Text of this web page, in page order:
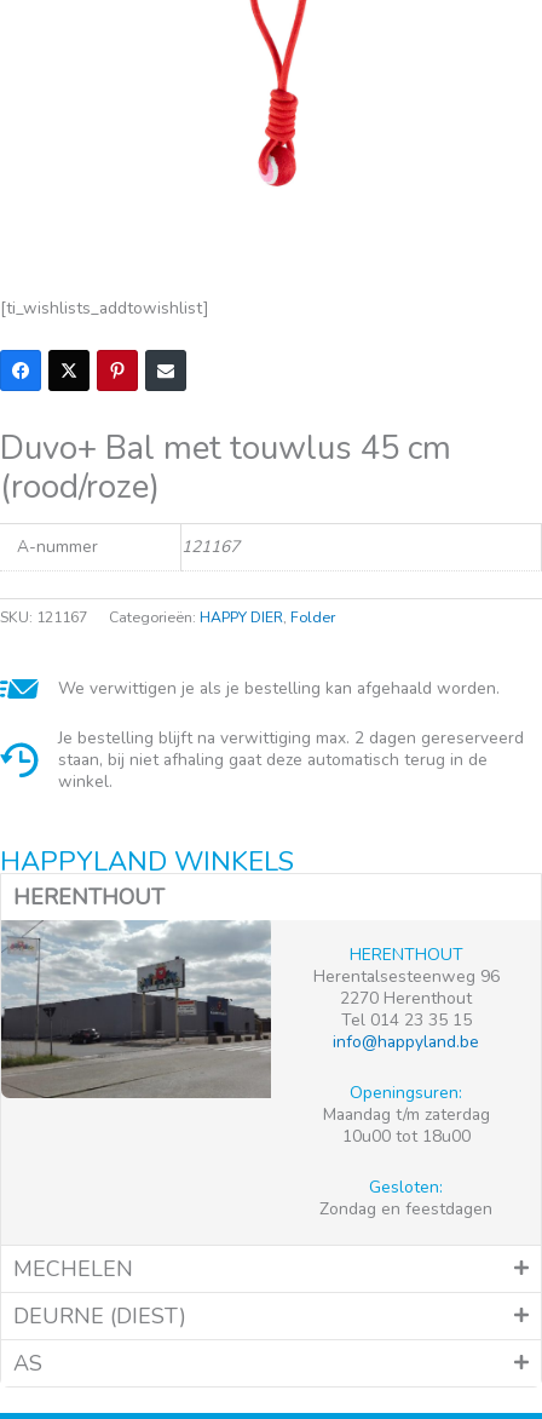
[ti_wishlists_addtowishlist]
Duvo+ Bal met touwlus 45 cm
(rood/roze)
A-nummer 121167
SKU: 121167 Categorieën: HAPPY DIER, Folder
We verwittigen je als je bestelling kan afgehaald worden.
Je bestelling blijft na verwittiging max. 2 dagen gereserveerd
staan, bij niet afhaling gaat deze automatisch terug in de
winkel.
HAPPYLAND WINKELS
HERENTHOUT
HERENTHOUT
Herentalsesteenweg 96
2270 Herenthout
Tel 014 23 35 15
info@happyland.be
Openingsuren:
Maandag t/m zaterdag
10u00 tot 18u00
Gesloten:
Zondag en feestdagen
MECHELEN
DEURNE (DIEST)
AS